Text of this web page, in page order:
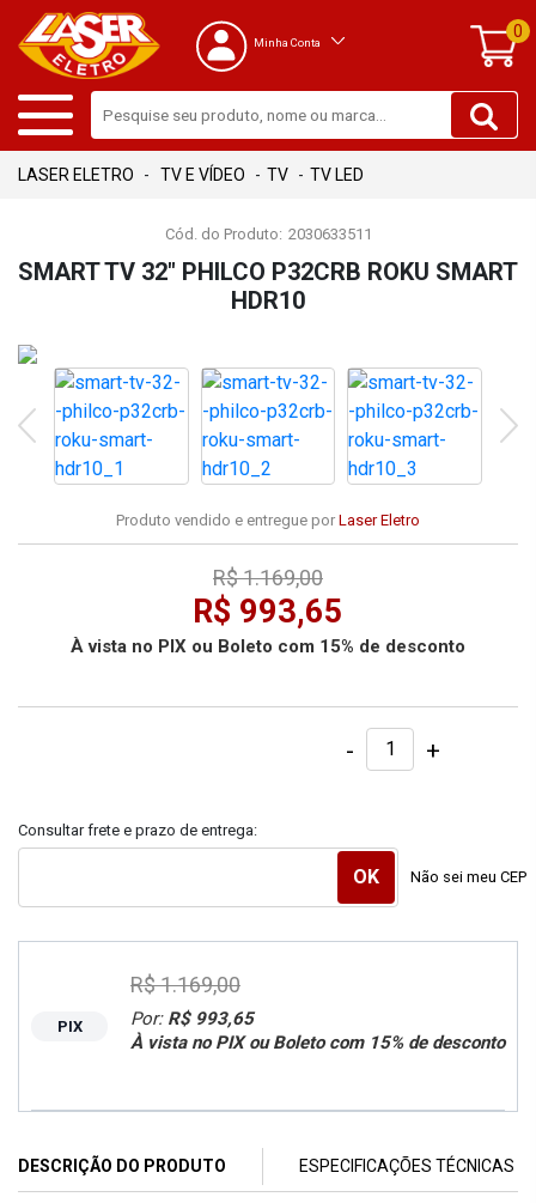
Minha Conta
0
TV E VÍDEO TV TV LED
Cód. do Produto: 2030633511
SMART TV 32" PHILCO P32CRB ROKU SMART
HDR10
Produto vendido e entregue por Laser Eletro
R$ 993,65
À vista no PIX ou Boleto com 15% de desconto
R$ 1.169,00
- +
Consultar frete e prazo de entrega:
Não sei meu CEP
PIX Por: R$ 993,65
À vista no PIX ou Boleto com 15% de desconto
R$ 1.169,00
DESCRIÇÃO DO PRODUTO ESPECIFICAÇÕES TÉCNICAS